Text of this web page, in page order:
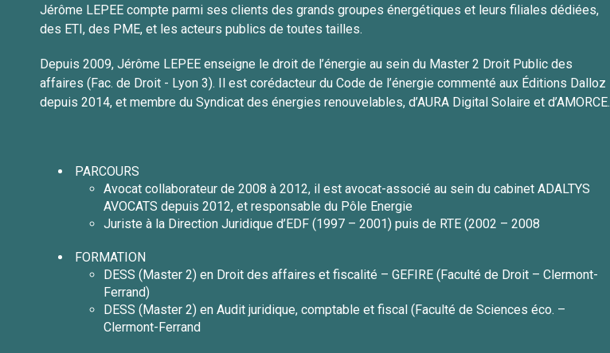
Jérôme LEPEE compte parmi ses clients des grands groupes énergétiques et leurs filiales dédiées,
des ETI, des PME, et les acteurs publics de toutes tailles.
Depuis 2009, Jérôme LEPEE enseigne le droit de l’énergie au sein du Master 2 Droit Public des
affaires (Fac. de Droit - Lyon 3). Il est corédacteur du Code de l’énergie commenté aux Éditions Dalloz
depuis 2014, et membre du Syndicat des énergies renouvelables, d’AURA Digital Solaire et d’AMORCE.
PARCOURS
Avocat collaborateur de 2008 à 2012, il est avocat-associé au sein du cabinet ADALTYS
AVOCATS depuis 2012, et responsable du Pôle Energie
Juriste à la Direction Juridique d’EDF (1997 – 2001) puis de RTE (2002 – 2008
FORMATION
DESS (Master 2) en Droit des affaires et fiscalité – GEFIRE (Faculté de Droit – Clermont-
Ferrand)
DESS (Master 2) en Audit juridique, comptable et fiscal (Faculté de Sciences éco. –
Clermont-Ferrand